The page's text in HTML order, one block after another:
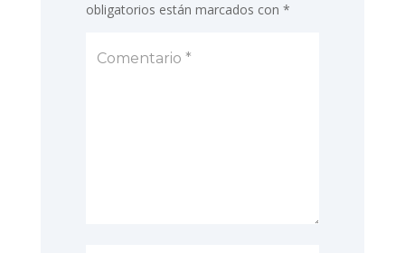
obligatorios están marcados con *